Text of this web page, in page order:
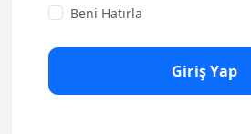
Beni Hatırla
Giriş Yap